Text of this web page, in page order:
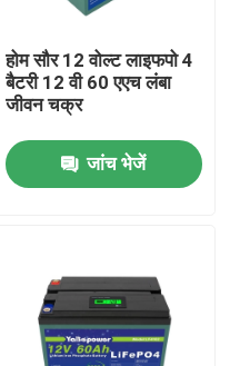
होम सौर 12 वोल्ट लाइफपो 4
बैटरी 12 वी 60 एएच लंबा
जीवन चक्र
जांच भेजें